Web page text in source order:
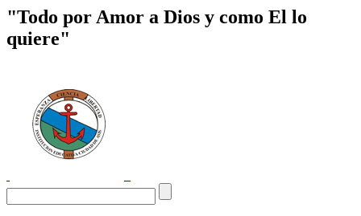
"Todo por Amor a Dios y como El lo
quiere"